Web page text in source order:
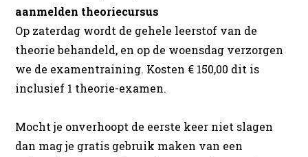
aanmelden theoriecursus
Op zaterdag wordt de gehele leerstof van de
theorie behandeld, en op de woensdag verzorgen
we de examentraining. Kosten € 150,00 dit is
inclusief 1 theorie-examen.
Mocht je onverhoopt de eerste keer niet slagen
dan mag je gratis gebruik maken van een